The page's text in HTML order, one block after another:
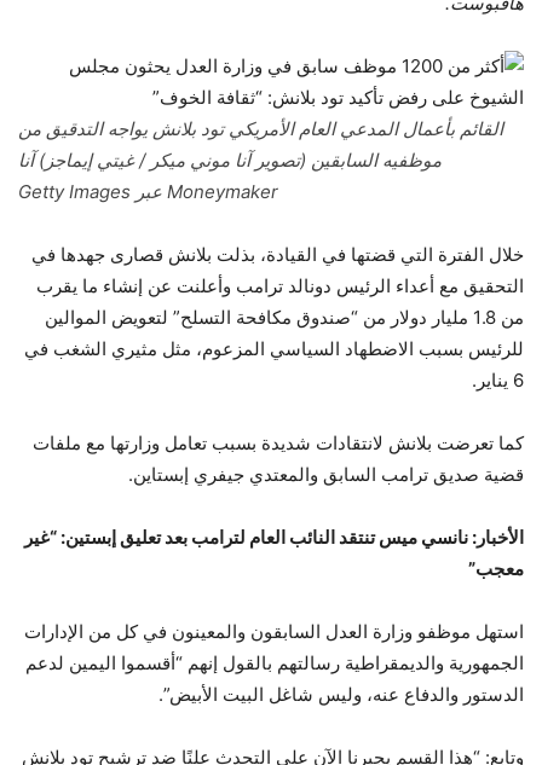
القائم بأعمال المدعي العام الأمريكي تود بلانش يواجه التدقيق من
موظفيه السابقين (تصوير آنا موني ميكر / غيتي إيماجز)آنا
Moneymaker عبر Getty Images
خلال الفترة التي قضتها في القيادة، بذلت بلانش قصارى جهدها في
التحقيق مع أعداء الرئيس دونالد ترامب وأعلنت عن إنشاء ما يقرب
من 1.8 مليار دولار من “صندوق مكافحة التسلح” لتعويض الموالين
للرئيس بسبب الاضطهاد السياسي المزعوم، مثل مثيري الشغب في
6 يناير.
كما تعرضت بلانش لانتقادات شديدة بسبب تعامل وزارتها مع ملفات
قضية صديق ترامب السابق والمعتدي جيفري إبستاين.
الأخبار: نانسي ميس تنتقد النائب العام لترامب بعد تعليق إبستين: “غير
معجب”
استهل موظفو وزارة العدل السابقون والمعينون في كل من الإدارات
الجمهورية والديمقراطية رسالتهم بالقول إنهم “أقسموا اليمين لدعم
الدستور والدفاع عنه، وليس شاغل البيت الأبيض”.
وتابع: “هذا القسم يجبرنا الآن على التحدث علنًا ضد ترشيح تود بلانش